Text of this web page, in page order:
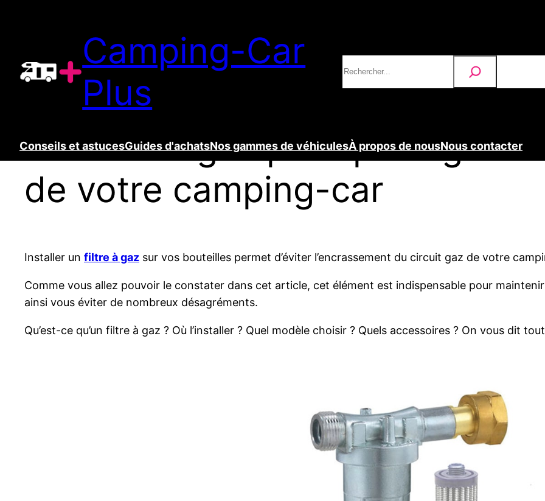
Camping-Car
Plus
Conseils et astucesGuides d'achatsNos gammes de véhiculesÀ propos de nousNous contacter
Un filtre à gaz pour protéger
de votre camping-car
Installer un filtre à gaz sur vos bouteilles permet d’éviter l’encrassement du circuit gaz de votre
Comme vous allez pouvoir le constater dans cet article, cet élément est indispensable pour
ainsi vous éviter de nombreux désagréments.
Qu’est-ce qu’un filtre à gaz ? Où l’installer ? Quel modèle choisir ? Quels accessoires ? On vous dit